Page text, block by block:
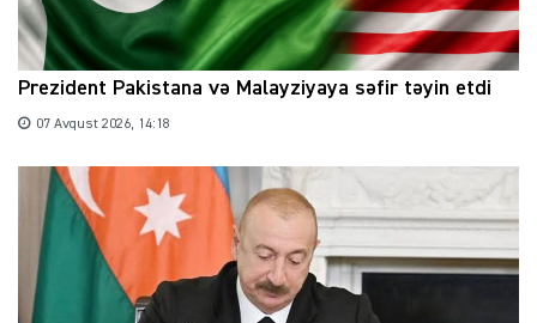
Prezident Pakistana və Malayziyaya səfir təyin etdi
07 Avqust 2026, 14:18